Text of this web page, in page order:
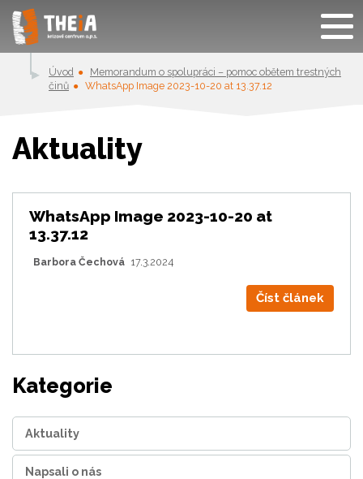
Úvod
Memorandum o spolupráci – pomoc obětem trestných
činů
WhatsApp Image 2023-10-20 at 13.37.12
Aktuality
WhatsApp Image 2023-10-20 at
13.37.12
Barbora Čechová 17.3.2024
Číst článek
Kategorie
Aktuality
Napsali o nás